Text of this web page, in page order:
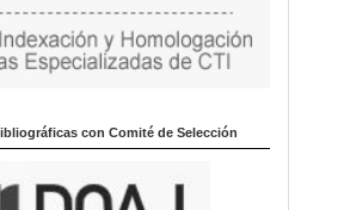
con Comité de Selección